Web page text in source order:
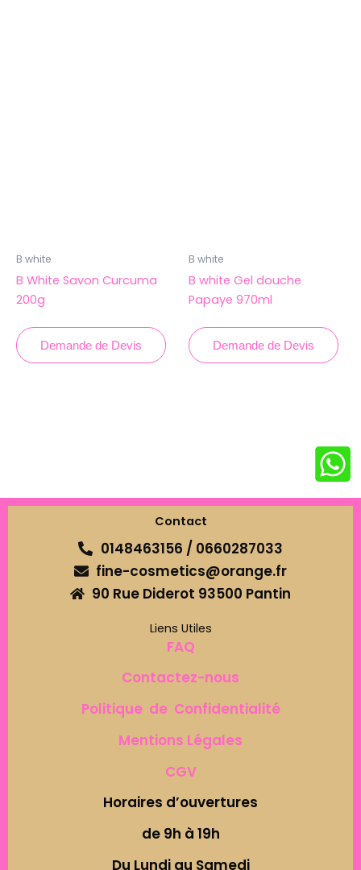
B white
B White Savon Curcuma
200g
Demande de Devis
B white
B white Gel douche
Papaye 970ml
Demande de Devis
Contact
0148463156 / 0660287033
fine-cosmetics@orange.fr
90 Rue Diderot 93500 Pantin
Liens Utiles
FAQ
Contactez-nous
Politique de Confidentialité
Mentions Légales
CGV
Horaires d’ouvertures
de 9h à 19h
Du Lundi au Samedi